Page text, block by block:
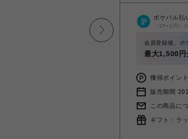
ポケパル払
（1P=1円）
会員登録後、ポ
最大1,500円
獲得ポイン
販売期間
この商品に
ギフト：ラ